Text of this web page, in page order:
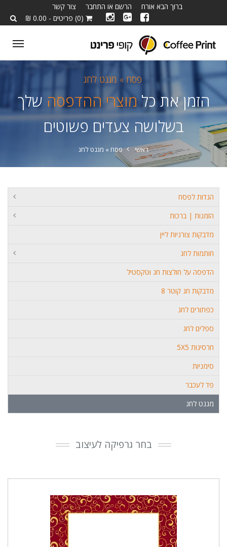
ברוך הבא אורח הרשם או התחבר
צור קשר
(0) פריטים - 0.00 ₪
פסח » מגנט לחג
הזמן את כלמוצרי ההדפסה שלך
בשלושה צעדים פשוטים
ראשי פסח » מגנט לחג
הגדות לפסח
הזמנות | ברכות
מדבקות צורניות ליין
חותמות לחג
הדפסה על חולצות חג וטקסטיל
מדבקות חג קוטר 8
כפתורים לחג
ספלים לחג
חרסינות 5X5
סימניות
פד לעכבר
מגנט לחג
בחר גרפיקה לעיצוב